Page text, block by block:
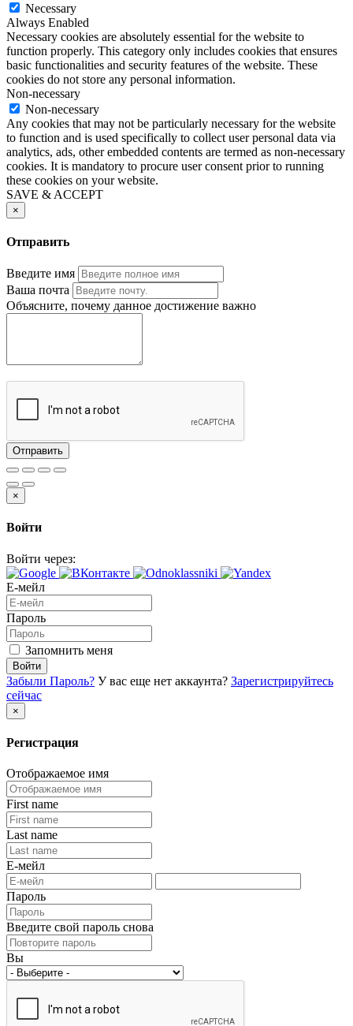
Necessary
Always Enabled
Necessary cookies are absolutely essential for the website to
function properly. This category only includes cookies that ensures
basic functionalities and security features of the website. These
cookies do not store any personal information.
Non-necessary
Non-necessary
Any cookies that may not be particularly necessary for the website
to function and is used specifically to collect user personal data via
analytics, ads, other embedded contents are termed as non-necessary
cookies. It is mandatory to procure user consent prior to running
these cookies on your website.
SAVE & ACCEPT
×
Отправить
Введите имя
Ваша почта
Объясните, почему данное достижение важно
Отправить
×
Войти
Войти через:
Е-мейл
Пароль
Запомнить меня
Войти
Забыли Пароль? У вас еще нет аккаунта? Зарегистрируйтесь
сейчас
×
Регистрация
Отображаемое имя
First name
Last name
Е-мейл
Пароль
Введите свой пароль снова
Вы